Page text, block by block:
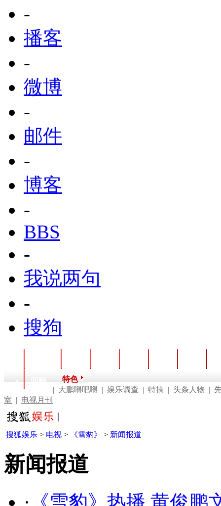
-
播客
-
微博
-
邮件
-
博客
-
BBS
-
我说两句
-
搜狗
特色
| 大鹏嘚吧嘚 | 娱乐调查 | 特搞 | 头条人物 |
室 | 电视月刊
搜狐娱乐 > 电视 > 《雪豹》 > 新闻报道
新闻报道
· 《雪豹》热播 黄俊